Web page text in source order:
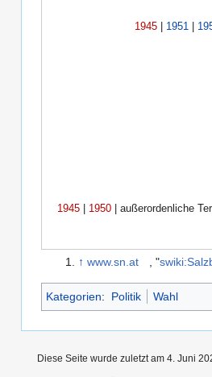
1945| 1951|
1945| 1950| außerordenliche
↑ www.sn.at , "
Kategorien: Politik Wahl
Diese Seite wurde zuletzt am 4. Juni